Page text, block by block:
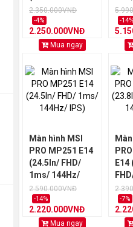
180Hz- 1ms -
GSync -
FreeSync)
Likewnew/ 2nd/
2.350.000VNĐ
-4%
2.250.000VNĐ
Mua ngay
-
Màn hình MSI
PRO MP251 E14
(24.5In/ FHD/
1ms/ 144Hz/
IPS)
2.590.000VNĐ
-14%
2.220.000VNĐ
Mua ngay
E14
-7%